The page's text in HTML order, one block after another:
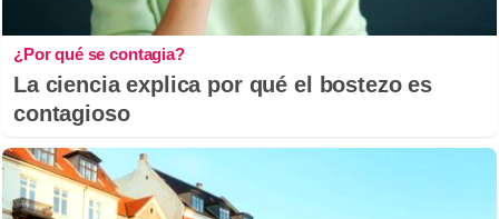
¿Por qué se contagia?
La ciencia explica por qué el bostezo es
contagioso